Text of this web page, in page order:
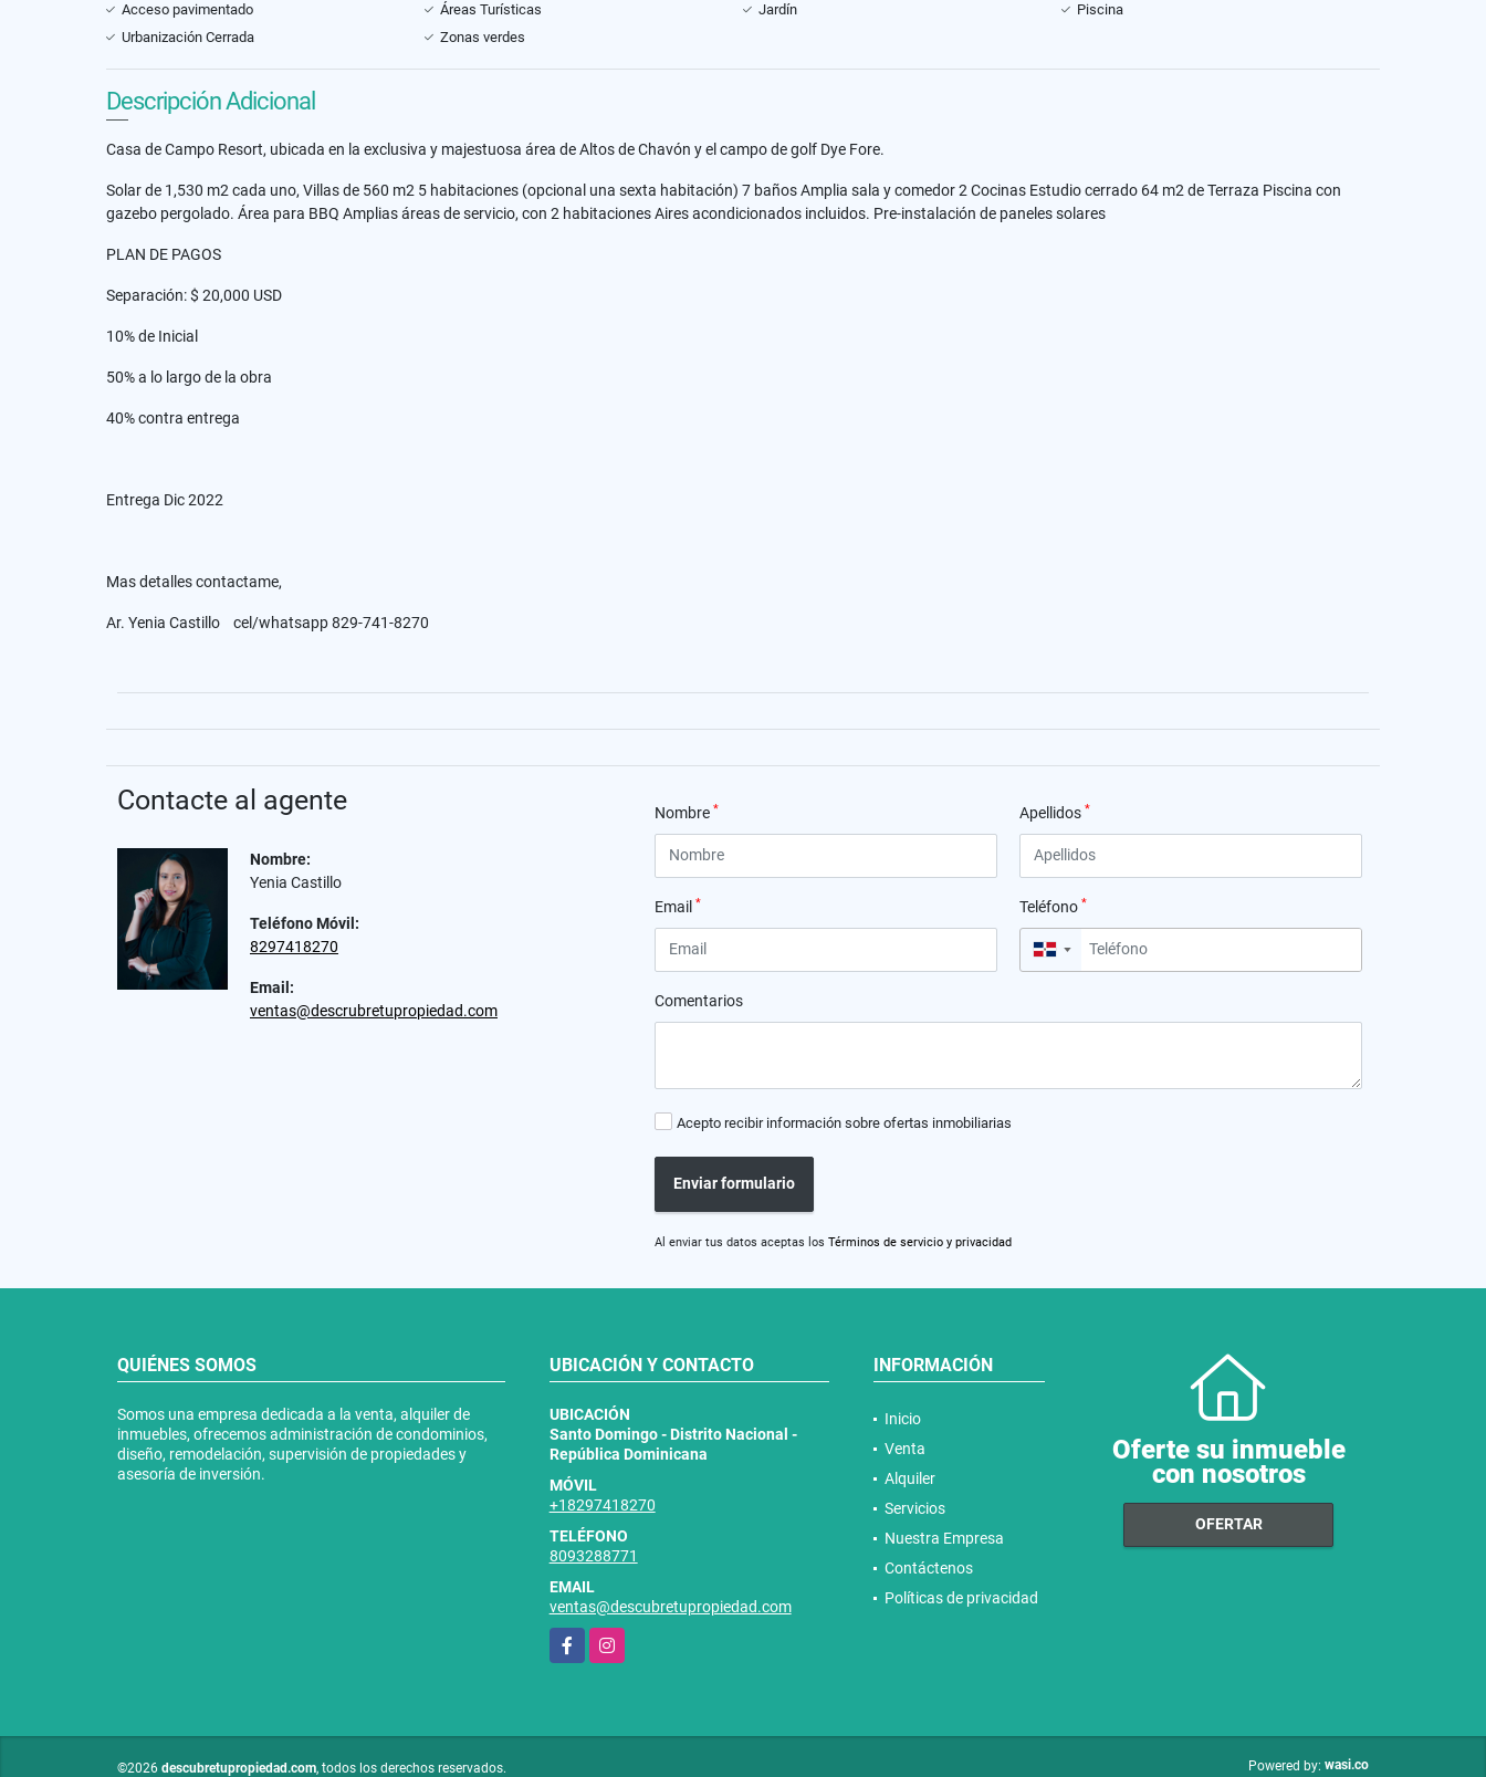
Acceso pavimentado Áreas Turísticas Jardín
Piscina
Urbanización Cerrada
Zonas verdes
Descripción Adicional
Casa de Campo Resort, ubicada en la exclusiva y majestuosa área de Altos de Chavón y el campo de golf Dye Fore.
Solar de 1,530 m2 cada uno, Villas de 560 m2 5 habitaciones (opcional una sexta habitación) 7 baños Amplia sala y comedor 2 Cocinas Estudio cerrado 64 m2 de Terraza Piscina con
gazebo pergolado. Área para BBQ Amplias áreas de servicio, con 2 habitaciones Aires acondicionados incluidos. Pre-instalación de paneles solares
PLAN DE PAGOS
Separación: $ 20,000 USD
10% de Inicial
50% a lo largo de la obra
40% contra entrega
Entrega Dic 2022
Mas detalles contactame,
Ar. Yenia Castillo cel/whatsapp 829-741-8270
Contacte al agente
Nombre:
Yenia Castillo
Teléfono Móvil:
8297418270
Email:
ventas@descrubretupropiedad.com
Nombre * Apellidos *
Email * Teléfono *
▼
Comentarios
Acepto recibir información sobre ofertas inmobiliarias
Enviar formulario
Al enviar tus datos aceptas los Términos de servicio y privacidad
QUIÉNES SOMOS
Somos una empresa dedicada a la venta, alquiler de
inmuebles, ofrecemos administración de condominios,
diseño, remodelación, supervisión de propiedades y
asesoría de inversión.
UBICACIÓN Y CONTACTO
UBICACIÓN
Santo Domingo - Distrito Nacional -
República Dominicana
MÓVIL
+18297418270
TELÉFONO
8093288771
EMAIL
ventas@descubretupropiedad.com
FacebookInstagram
INFORMACIÓN
Inicio
Venta
Alquiler
Servicios
Nuestra Empresa
Contáctenos
Políticas de privacidad
Oferte su inmueble
con nosotros
OFERTAR
©2026 descubretupropiedad.com, todos los derechos reservados. Powered by: wasi.co